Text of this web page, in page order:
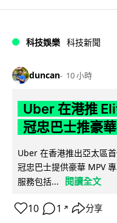
科技娛樂 科技新聞
duncan 10 小時
Uber 在港推
冠忠巴士推豪
Uber 在香港推出亞太區
冠忠巴士提供豪華 MPV
服務包括...
閱讀全文
10 1 ↗ 分享